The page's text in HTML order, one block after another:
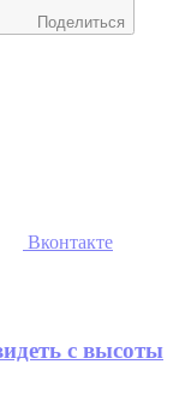
Поделиться
Вконтакте
с высоты